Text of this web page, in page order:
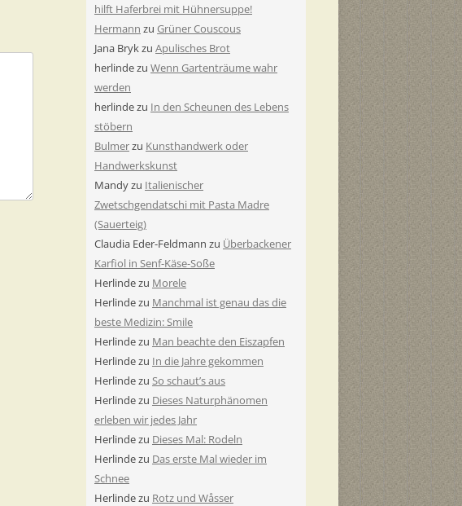
hilft Haferbrei mit Hühnersuppe!
Hermann zu Grüner Couscous
Jana Brykzu Apulisches Brot
herlindezu Wenn Gartenträume wahr
werden
herlindezu In den Scheunen des Lebens
stöbern
Bulmerzu Kunsthandwerk oder
Handwerkskunst
Mandyzu Italienischer
Zwetschgendatschi mit Pasta Madre
(Sauerteig)
Claudia Eder-Feldmann zu Überbackener
Karfiol in Senf-Käse-Soße
Herlindezu Morele
Herlindezu Manchmal ist genau das die
beste Medizin: Smile
Herlindezu Man beachte den Eiszapfen
Herlindezu In die Jahre gekommen
Herlindezu So schaut’s aus
Herlindezu Dieses Naturphänomen
erleben wir jedes Jahr
Herlindezu Dieses Mal: Rodeln
Herlindezu Das erste Mal wieder im
Schnee
Herlindezu Rotz und Wåsser